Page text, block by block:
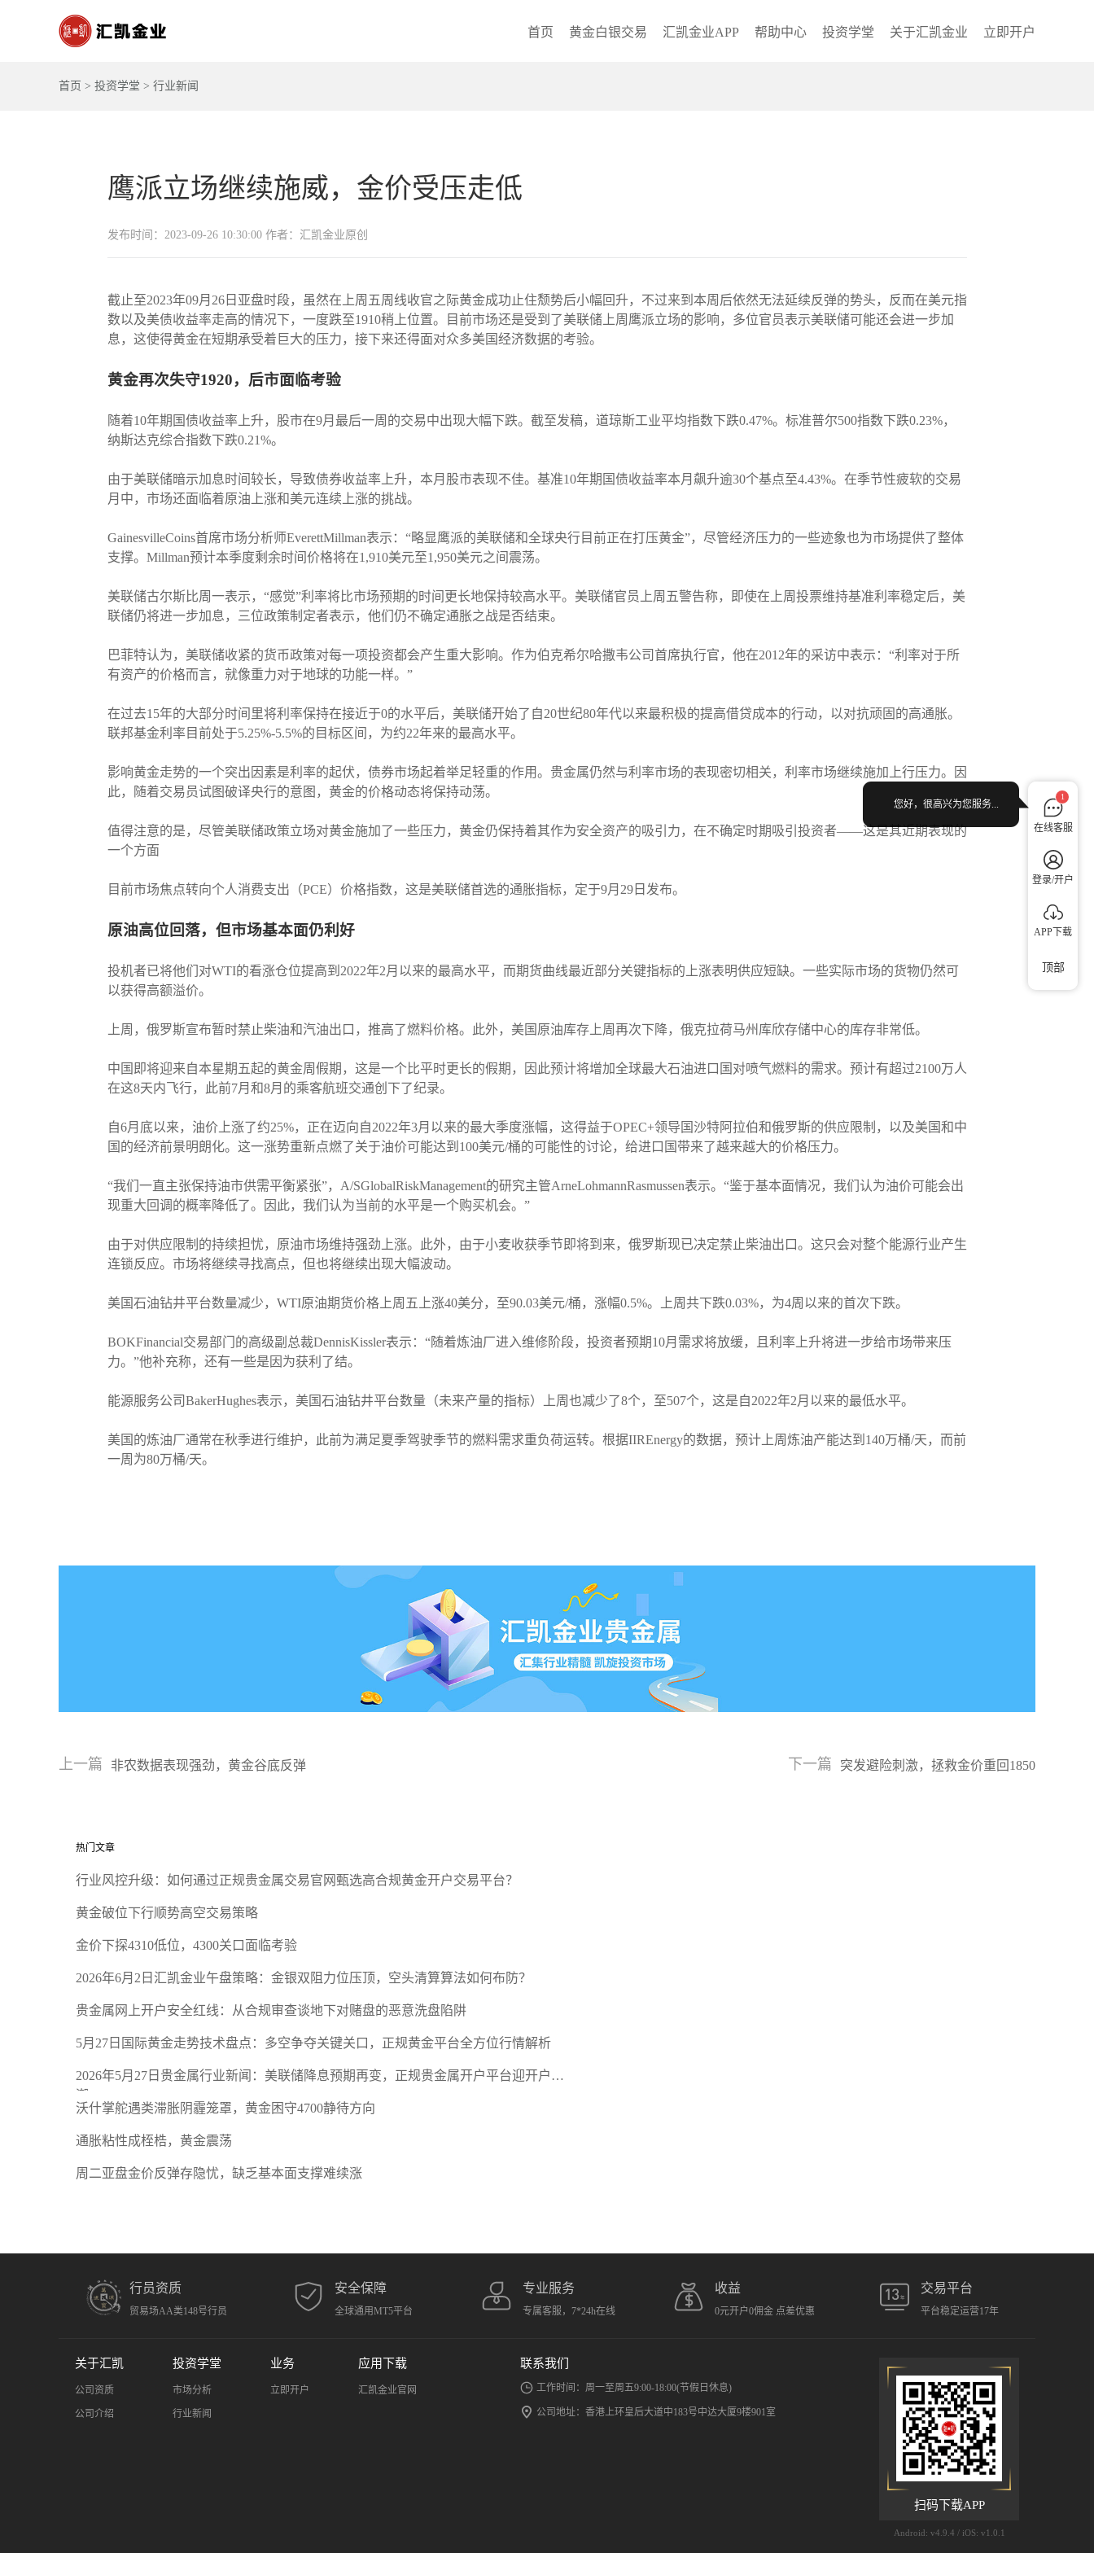
首页 黄金白银交易 汇凯金业APP 帮助中心 投资学堂 关于汇凯金业 立即开户
首页 > 投资学堂 > 行业新闻
鹰派立场继续施威，金价受压走低
发布时间：2023-09-26 10:30:00 作者：汇凯金业原创
截止至2023年09月26日亚盘时段，虽然在上周五周线收官之际黄金成功止住颓势后小幅回升，不过来到本周后依然无法延续反弹的势头，反而在美元指
数以及美债收益率走高的情况下，一度跌至1910稍上位置。目前市场还是受到了美联储上周鹰派立场的影响，多位官员表示美联储可能还会进一步加
息，这使得黄金在短期承受着巨大的压力，接下来还得面对众多美国经济数据的考验。
黄金再次失守1920，后市面临考验
随着10年期国债收益率上升，股市在9月最后一周的交易中出现大幅下跌。截至发稿，道琼斯工业平均指数下跌0.47%。标准普尔500指数下跌0.23%，
纳斯达克综合指数下跌0.21%。
由于美联储暗示加息时间较长，导致债券收益率上升，本月股市表现不佳。基准10年期国债收益率本月飙升逾30个基点至4.43%。在季节性疲软的交易
月中，市场还面临着原油上涨和美元连续上涨的挑战。
GainesvilleCoins首席市场分析师EverettMillman表示：“略显鹰派的美联储和全球央行目前正在打压黄金”，尽管经济压力的一些迹象也为市场提供了整体
支撑。Millman预计本季度剩余时间价格将在1,910美元至1,950美元之间震荡。
美联储古尔斯比周一表示，“感觉”利率将比市场预期的时间更长地保持较高水平。美联储官员上周五警告称，即使在上周投票维持基准利率稳定后，美
联储仍将进一步加息，三位政策制定者表示，他们仍不确定通胀之战是否结束。
巴菲特认为，美联储收紧的货币政策对每一项投资都会产生重大影响。作为伯克希尔哈撒韦公司首席执行官，他在2012年的采访中表示：“利率对于所
有资产的价格而言，就像重力对于地球的功能一样。”
在过去15年的大部分时间里将利率保持在接近于0的水平后，美联储开始了自20世纪80年代以来最积极的提高借贷成本的行动，以对抗顽固的高通胀。
联邦基金利率目前处于5.25%-5.5%的目标区间，为约22年来的最高水平。
影响黄金走势的一个突出因素是利率的起伏，债券市场起着举足轻重的作用。贵金属仍然与利率市场的表现密切相关，利率市场继续施加上行压力。因
此，随着交易员试图破译央行的意图，黄金的价格动态将保持动荡。
值得注意的是，尽管美联储政策立场对黄金施加了一些压力，黄金仍保持着其作为安全资产的吸引力，在不确定时期吸引投资者——这是其近期表现的
一个方面
目前市场焦点转向个人消费支出（PCE）价格指数，这是美联储首选的通胀指标，定于9月29日发布。
原油高位回落，但市场基本面仍利好
投机者已将他们对WTI的看涨仓位提高到2022年2月以来的最高水平，而期货曲线最近部分关键指标的上涨表明供应短缺。一些实际市场的货物仍然可
以获得高额溢价。
上周，俄罗斯宣布暂时禁止柴油和汽油出口，推高了燃料价格。此外，美国原油库存上周再次下降，俄克拉荷马州库欣存储中心的库存非常低。
中国即将迎来自本星期五起的黄金周假期，这是一个比平时更长的假期，因此预计将增加全球最大石油进口国对喷气燃料的需求。预计有超过2100万人
在这8天内飞行，此前7月和8月的乘客航班交通创下了纪录。
自6月底以来，油价上涨了约25%，正在迈向自2022年3月以来的最大季度涨幅，这得益于OPEC+领导国沙特阿拉伯和俄罗斯的供应限制，以及美国和中
国的经济前景明朗化。这一涨势重新点燃了关于油价可能达到100美元/桶的可能性的讨论，给进口国带来了越来越大的价格压力。
“我们一直主张保持油市供需平衡紧张”，A/SGlobalRiskManagement的研究主管ArneLohmannRasmussen表示。“鉴于基本面情况，我们认为油价可能会出
现重大回调的概率降低了。因此，我们认为当前的水平是一个购买机会。”
由于对供应限制的持续担忧，原油市场维持强劲上涨。此外，由于小麦收获季节即将到来，俄罗斯现已决定禁止柴油出口。这只会对整个能源行业产生
连锁反应。市场将继续寻找高点，但也将继续出现大幅波动。
美国石油钻井平台数量减少，WTI原油期货价格上周五上涨40美分，至90.03美元/桶，涨幅0.5%。上周共下跌0.03%，为4周以来的首次下跌。
BOKFinancial交易部门的高级副总裁DennisKissler表示：“随着炼油厂进入维修阶段，投资者预期10月需求将放缓，且利率上升将进一步给市场带来压
力。”他补充称，还有一些是因为获利了结。
能源服务公司BakerHughes表示，美国石油钻井平台数量（未来产量的指标）上周也减少了8个，至507个，这是自2022年2月以来的最低水平。
美国的炼油厂通常在秋季进行维护，此前为满足夏季驾驶季节的燃料需求重负荷运转。根据IIREnergy的数据，预计上周炼油产能达到140万桶/天，而前
一周为80万桶/天。
上一篇 非农数据表现强劲，黄金谷底反弹 下一篇 突发避险刺激，拯救金价重回1850
热门文章
行业风控升级：如何通过正规贵金属交易官网甄选高合规黄金开户交易平台？
黄金破位下行顺势高空交易策略
金价下探4310低位，4300关口面临考验
2026年6月2日汇凯金业午盘策略：金银双阻力位压顶，空头清算算法如何布防？
贵金属网上开户安全红线：从合规审查谈地下对赌盘的恶意洗盘陷阱
5月27日国际黄金走势技术盘点：多空争夺关键关口，正规黄金平台全方位行情解析
2026年5月27日贵金属行业新闻：美联储降息预期再变，正规贵金属开户平台迎开户热
潮
沃什掌舵遇类滞胀阴霾笼罩，黄金困守4700静待方向
通胀粘性成桎梏，黄金震荡
周二亚盘金价反弹存隐忧，缺乏基本面支撑难续涨
行员资质
贸易场AA类148号行员
安全保障
全球通用MT5平台
专业服务
专属客服，7*24h在线
收益
0元开户0佣金 点差优惠
交易平台
平台稳定运营17年
关于汇凯
公司资质
公司介绍
投资学堂
市场分析
行业新闻
业务
立即开户
应用下载
汇凯金业官网
联系我们
工作时间：周一至周五9:00-18:00(节假日休息)
公司地址：香港上环皇后大道中183号中达大厦9楼901室
扫码下载APP
Android: v4.9.4 / iOS: v1.0.1
1
在线客服
登录/开户
APP下载
您好，很高兴为您服务...
顶部